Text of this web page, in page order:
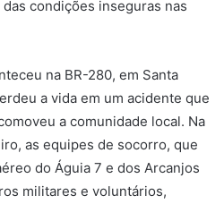
condições inseguras nas
na BR-280, em Santa
a vida em um acidente que
a comunidade local. Na
as equipes de socorro, que
do Águia 7 e dos Arcanjos
militares e voluntários,